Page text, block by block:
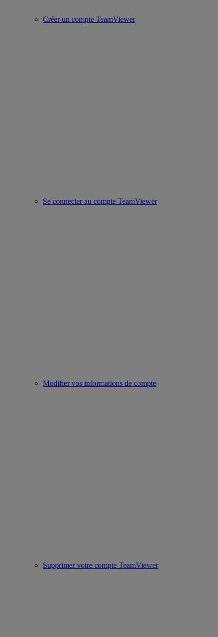
Créer un compte TeamViewer
Se connecter au compte TeamViewer
Modifier vos informations de compte
Supprimer votre compte TeamViewer